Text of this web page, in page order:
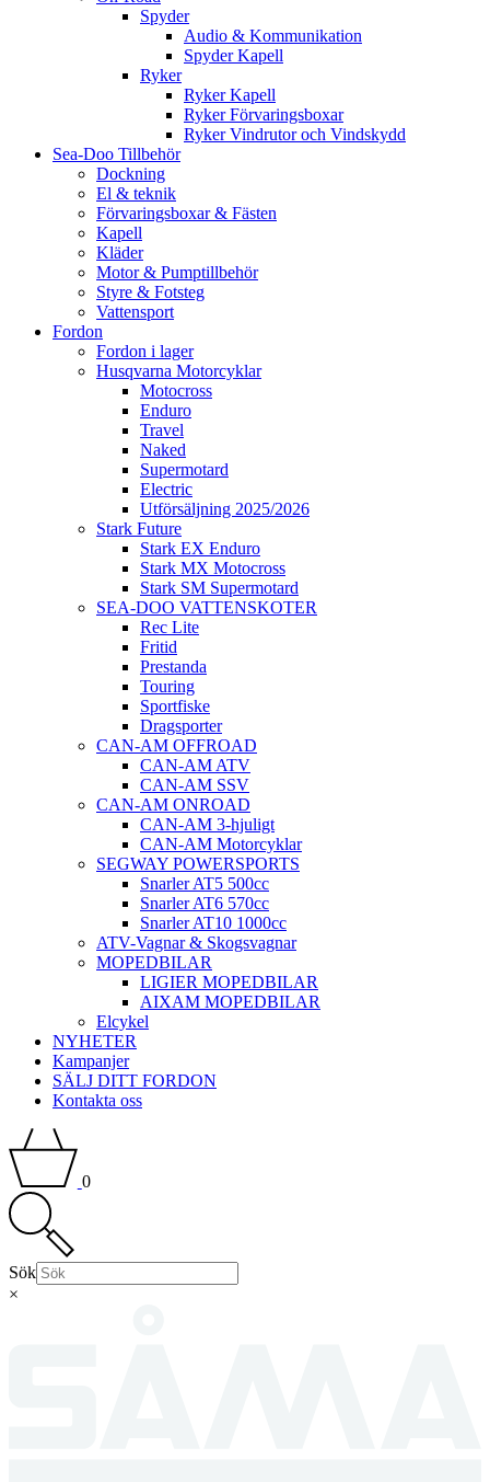
Spyder
Audio & Kommunikation
Spyder Kapell
Ryker
Ryker Kapell
Ryker Förvaringsboxar
Ryker Vindrutor och Vindskydd
Sea-Doo Tillbehör
Dockning
El & teknik
Förvaringsboxar & Fästen
Kapell
Kläder
Motor & Pumptillbehör
Styre & Fotsteg
Vattensport
Fordon
Fordon i lager
Husqvarna Motorcyklar
Motocross
Enduro
Travel
Naked
Supermotard
Electric
Utförsäljning 2025/2026
Stark Future
Stark EX Enduro
Stark MX Motocross
Stark SM Supermotard
SEA-DOO VATTENSKOTER
Rec Lite
Fritid
Prestanda
Touring
Sportfiske
Dragsporter
CAN-AM OFFROAD
CAN-AM ATV
CAN-AM SSV
CAN-AM ONROAD
CAN-AM 3-hjuligt
CAN-AM Motorcyklar
SEGWAY POWERSPORTS
Snarler AT5 500cc
Snarler AT6 570cc
Snarler AT10 1000cc
ATV-Vagnar & Skogsvagnar
MOPEDBILAR
LIGIER MOPEDBILAR
AIXAM MOPEDBILAR
Elcykel
NYHETER
Kampanjer
SÄLJ DITT FORDON
Kontakta oss
0
Sök
×